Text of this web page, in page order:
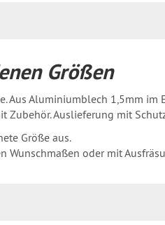
Größen
Aus Aluminiumblech 1,5mm
Zubehör. Auslieferung mit
Größe aus.
Wunschmaßen oder mit